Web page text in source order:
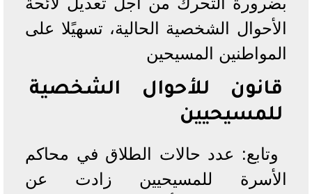
الأحوال الشخصية الحالية، تسهيًلا على
المواطنين المسيحين
قانون للأحوال الشخصية
للمسيحيين
وتابع: عدد حالات الطلاق في محاكم
الأسرة للمسيحيين زادت عن